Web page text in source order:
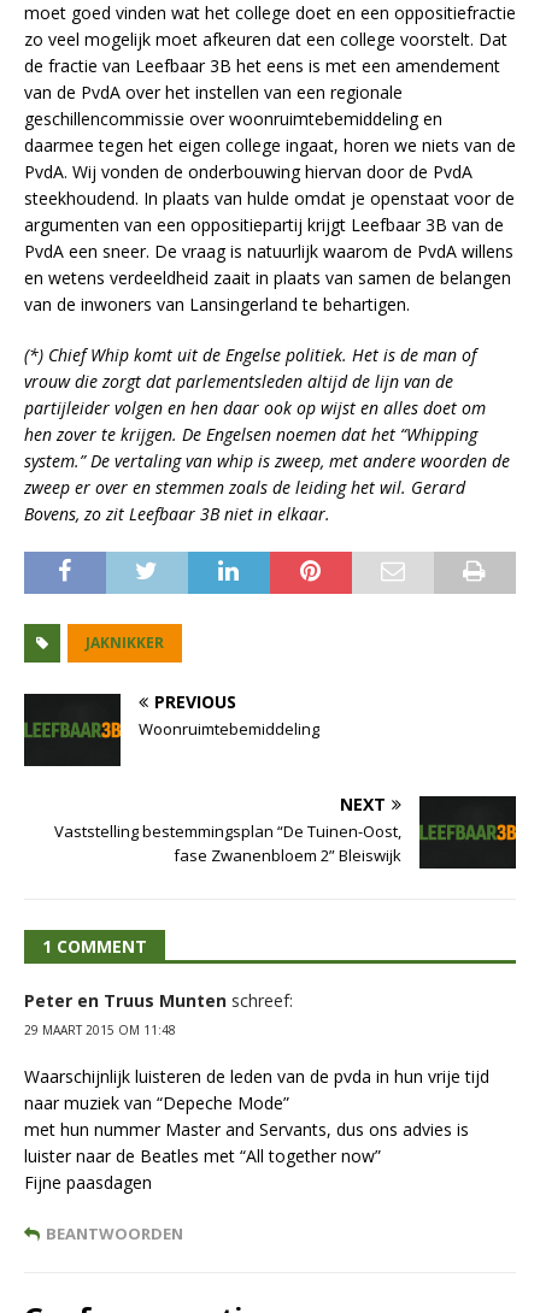
moet goed vinden wat het college doet en een oppositiefractie
zo veel mogelijk moet afkeuren dat een college voorstelt. Dat
de fractie van Leefbaar 3B het eens is met een amendement
van de PvdA over het instellen van een regionale
geschillencommissie over woonruimtebemiddeling en
daarmee tegen het eigen college ingaat, horen we niets van de
PvdA. Wij vonden de onderbouwing hiervan door de PvdA
steekhoudend. In plaats van hulde omdat je openstaat voor de
argumenten van een oppositiepartij krijgt Leefbaar 3B van de
PvdA een sneer. De vraag is natuurlijk waarom de PvdA willens
en wetens verdeeldheid zaait in plaats van samen de belangen
van de inwoners van Lansingerland te behartigen.
(*) Chief Whip komt uit de Engelse politiek. Het is de man of
vrouw die zorgt dat parlementsleden altijd de lijn van de
partijleider volgen en hen daar ook op wijst en alles doet om
hen zover te krijgen. De Engelsen noemen dat het “Whipping
system.” De vertaling van whip is zweep, met andere woorden de
zweep er over en stemmen zoals de leiding het wil. Gerard
Bovens, zo zit Leefbaar 3B niet in elkaar.
JAKNIKKER
PREVIOUS
Woonruimtebemiddeling
NEXT
Vaststelling bestemmingsplan “De Tuinen-Oost,
fase Zwanenbloem 2” Bleiswijk
1 COMMENT
Peter en Truus Munten schreef:
29 MAART 2015 OM 11:48
Waarschijnlijk luisteren de leden van de pvda in hun vrije tijd
naar muziek van “Depeche Mode”
met hun nummer Master and Servants, dus ons advies is
luister naar de Beatles met “All together now”
Fijne paasdagen
BEANTWOORDEN